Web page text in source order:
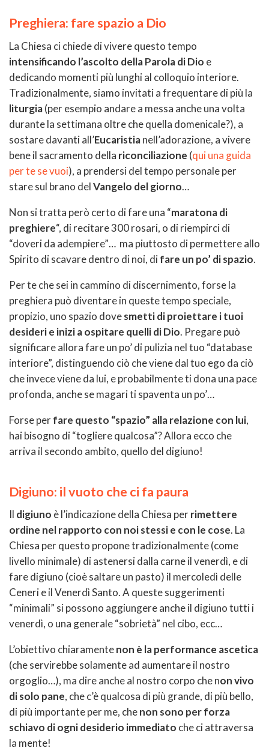
Preghiera: fare spazio a Dio
La Chiesa ci chiede di vivere questo tempo
intensificando l’ascolto della Parola di Dio e
dedicando momenti più lunghi al colloquio interiore.
Tradizionalmente, siamo invitati a frequentare di più la
liturgia(per esempio andare a messa anche una volta
durante la settimana oltre che quella domenicale?), a
sostare davanti all’Eucaristianell’adorazione, a vivere
bene il sacramento della riconciliazione (qui una guida
per te se vuoi), a prendersi del tempo personale per
stare sul brano delVangelo del giorno…
Non si tratta però certo di fare una “maratona di
preghiere“, di recitare 300 rosari, o di riempirci di
“doveri da adempiere”… ma piuttosto di permettere allo
Spirito di scavare dentro di noi, difare un po’ di spazio.
Per te che sei in cammino di discernimento, forse la
preghiera può diventare in queste tempo speciale,
propizio, uno spazio dovesmetti di proiettare i tuoi
desideri e inizi a ospitare quelli di Dio. Pregare può
significare allora fare un po’ di pulizia nel tuo “database
interiore”, distinguendo ciò che viene dal tuo ego da ciò
che invece viene da lui, e probabilmente ti dona una pace
profonda, anche se magari ti spaventa un po’…
Forse perfare questo “spazio” alla relazione con lui,
hai bisogno di “togliere qualcosa”? Allora ecco che
arriva il secondo ambito, quello del digiuno!
Digiuno: il vuoto che ci fa paura
Il digiuno è l’indicazione della Chiesa perrimettere
ordine nel rapporto con noi stessi e con le cose. La
Chiesa per questo propone tradizionalmente (come
livello minimale) di astenersi dalla carne il venerdì, e di
fare digiuno (cioè saltare un pasto) il mercoledì delle
Ceneri e il Venerdì Santo. A queste suggerimenti
“minimali” si possono aggiungere anche il digiuno tutti i
venerdì, o una generale “sobrietà” nel cibo, ecc…
L’obiettivo chiaramentenon è la performance ascetica
(che servirebbe solamente ad aumentare il nostro
orgoglio…), ma dire anche al nostro corpo che non vivo
di solo pane, che c’è qualcosa di più grande, di più bello,
di più importante per me, chenon sono per forza
schiavo di ogni desiderio immediato che ci attraversa
la mente!